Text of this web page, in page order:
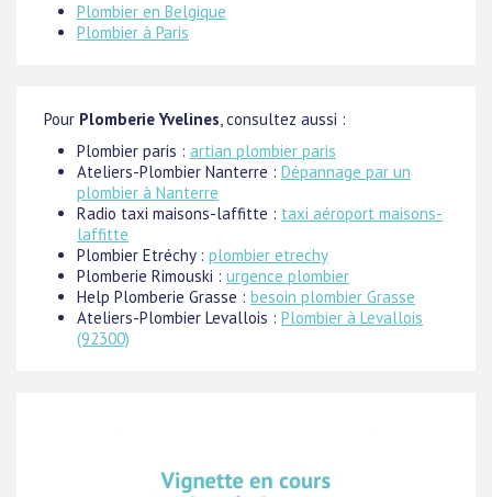
Plombier en Belgique
Plombier à Paris
Pour Plomberie Yvelines, consultez aussi :
Plombier paris : artian plombier paris
Ateliers-Plombier Nanterre : Dépannage par un
plombier à Nanterre
Radio taxi maisons-laffitte : taxi aéroport maisons-
laffitte
Plombier Etréchy : plombier etrechy
Plomberie Rimouski : urgence plombier
Help Plomberie Grasse : besoin plombier Grasse
Ateliers-Plombier Levallois : Plombier à Levallois
(92300)